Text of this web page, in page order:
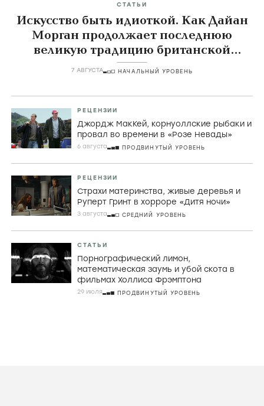
СТАТЬИ
Искусство быть идиоткой. Как Дайан
Морган продолжает последнюю
великую традицию британской
комедии
7 АВГУСТА НАЧАЛЬНЫЙ УРОВЕНЬ
РЕЦЕНЗИИ
Джордж МакКей, корнуоллские рыбаки и
провал во времени в «Розе Невады»
6 августа ПРОДВИНУТЫЙ УРОВЕНЬ
РЕЦЕНЗИИ
Страхи материнства, живые деревья и
Руперт Гринт в хорроре «Дитя ночи»
3 августа СРЕДНИЙ УРОВЕНЬ
СТАТЬИ
Порнографический лимон,
математическая заумь и убой скота в
фильмах Холлиса Фрэмптона
29 июля ПРОДВИНУТЫЙ УРОВЕНЬ